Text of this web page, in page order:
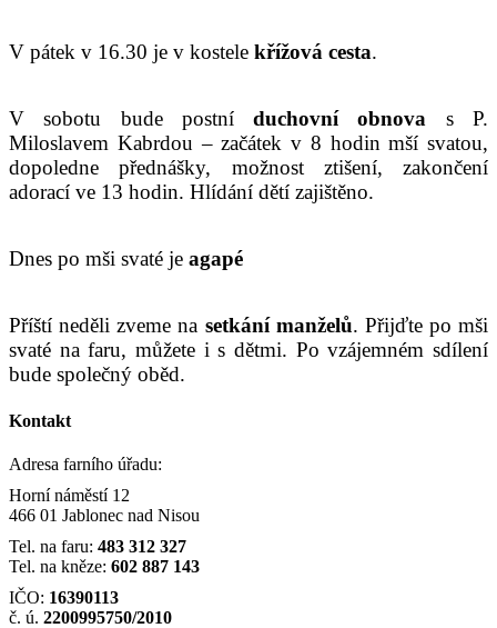
V pátek v 16.30 je v kostele křížová cesta.
V sobotu bude postníduchovní obnova s P.
Miloslavem Kabrdou – začátek v 8 hodin mší svatou,
dopoledne přednášky, možnost ztišení, zakončení
adorací ve 13 hodin. Hlídání dětí zajištěno.
Dnes po mši svaté je agapé
Příští neděli zveme na setkání manželů. Přijďte po mši
svaté na faru, můžete i s dětmi. Po vzájemném sdílení
bude společný oběd.
Kontakt
Adresa farního úřadu:
Horní náměstí 12
466 01 Jablonec nad Nisou
Tel. na faru: 483 312 327
Tel. na kněze: 602 887 143
IČO: 16390113
č. ú. 2200995750/2010